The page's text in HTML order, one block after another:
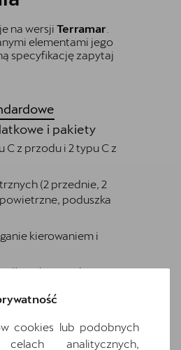
na wersji Terramar
elementami jego
specyfikację zapytaj
i pakiety
C z przodu i 2 typu C z
(2 przednie, 2
poduszka
kierowaniem i
bagażnika
protection
i 230V w bagażniku
cookies lub podobnych
analitycznych,